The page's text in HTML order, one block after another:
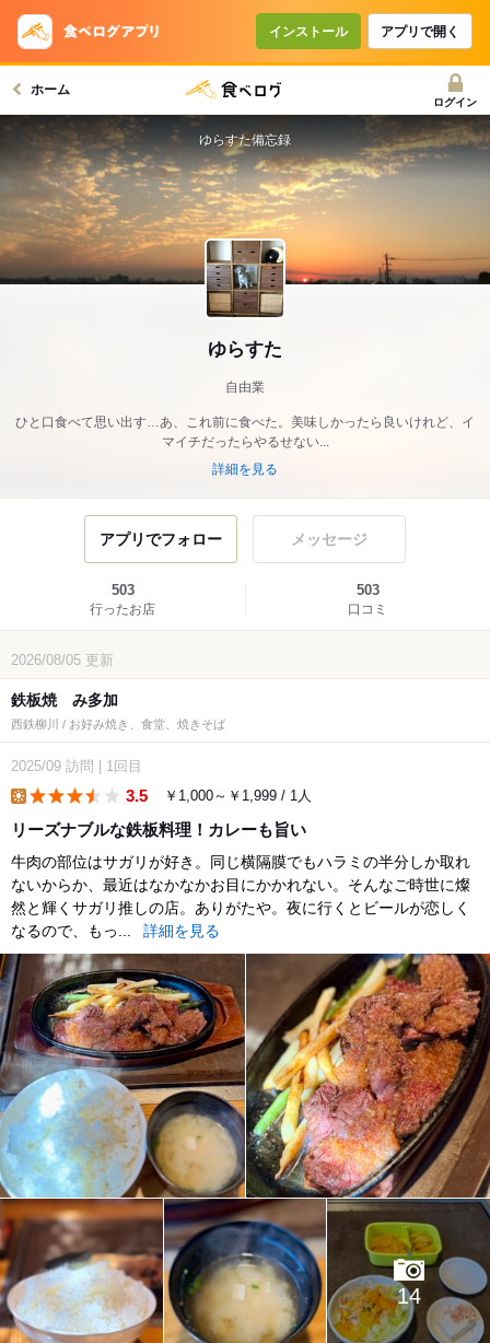
インストール アプリで開く
ホーム
ログイン
ゆらすた
自由業
ひと口食べて思い出す…あ、これ前に食べた。美味しかったら良いけれど、イ
マイチだったらやるせない...
詳細を見る
ゆらすた備忘録
アプリでフォロー メッセージ
503
行ったお店
503
口コミ
2026/08/05 更新
鉄板焼 み多加
西鉄柳川 / お好み焼き、食堂、焼きそば
2025/09 訪問 1回目
3.5 ￥1,000～￥1,999 / 1人
リーズナブルな鉄板料理！カレーも旨い
牛肉の部位はサガリが好き。同じ横隔膜でもハラミの半分しか取れ
ないからか、最近はなかなかお目にかかれない。そんなご時世に燦
然と輝くサガリ推しの店。ありがたや。夜に行くとビールが恋しく
なるので、もっ...
詳細を見る
14